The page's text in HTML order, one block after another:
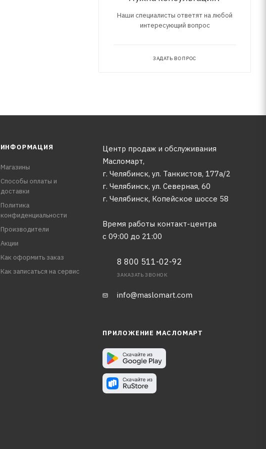
Наши специалисты ответят на любой
интересующий вопрос
ЗАДАТЬ ВОПРОС
ИНФОРМАЦИЯ
Магазины
Способы оплаты и
доставки
Политика
конфиденциальности
Производители
Акции
Как оформить заказ
Как записаться на сервис
Центр продаж и обслуживания
Масломарт,
г. Челябинск, ул. Танкистов, 177а/2
г. Челябинск, ул. Северная, 60
г. Челябинск, Копейское шоссе 58
Время работы контакт-центра
с 09:00 до 21:00
8 800 511-02-92
ЗАКАЗАТЬ ЗВОНОК
info@maslomart.com
ПРИЛОЖЕНИЕ МАСЛОМАРТ